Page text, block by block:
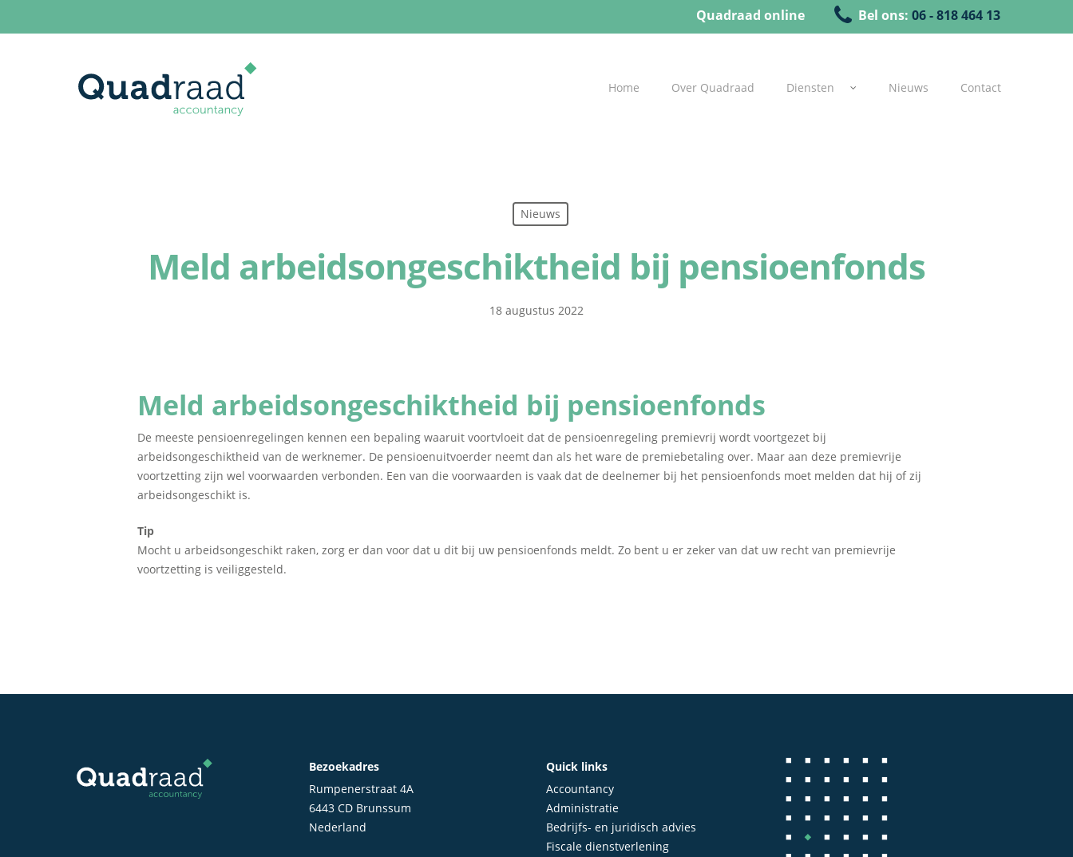
Quadraad online Bel ons: 06 - 818 464 13
Home Over Quadraad Diensten Nieuws Contact
Nieuws
Meld arbeidsongeschiktheid bij pensioenfonds
18 augustus 2022
Meld arbeidsongeschiktheid bij pensioenfonds
De meeste pensioenregelingen kennen een bepaling waaruit voortvloeit dat de pensioenregeling premievrij wordt voortgezet bij
arbeidsongeschiktheid van de werknemer. De pensioenuitvoerder neemt dan als het ware de premiebetaling over. Maar aan deze premievrije
voortzetting zijn wel voorwaarden verbonden. Een van die voorwaarden is vaak dat de deelnemer bij het pensioenfonds moet melden dat hij of zij
arbeidsongeschikt is.
Tip
Mocht u arbeidsongeschikt raken, zorg er dan voor dat u dit bij uw pensioenfonds meldt. Zo bent u er zeker van dat uw recht van premievrije
voortzetting is veiliggesteld.
Bezoekadres
Rumpenerstraat 4A
6443 CD Brunssum
Nederland
Quick links
Accountancy
Administratie
Bedrijfs- en juridisch advies
Fiscale dienstverlening